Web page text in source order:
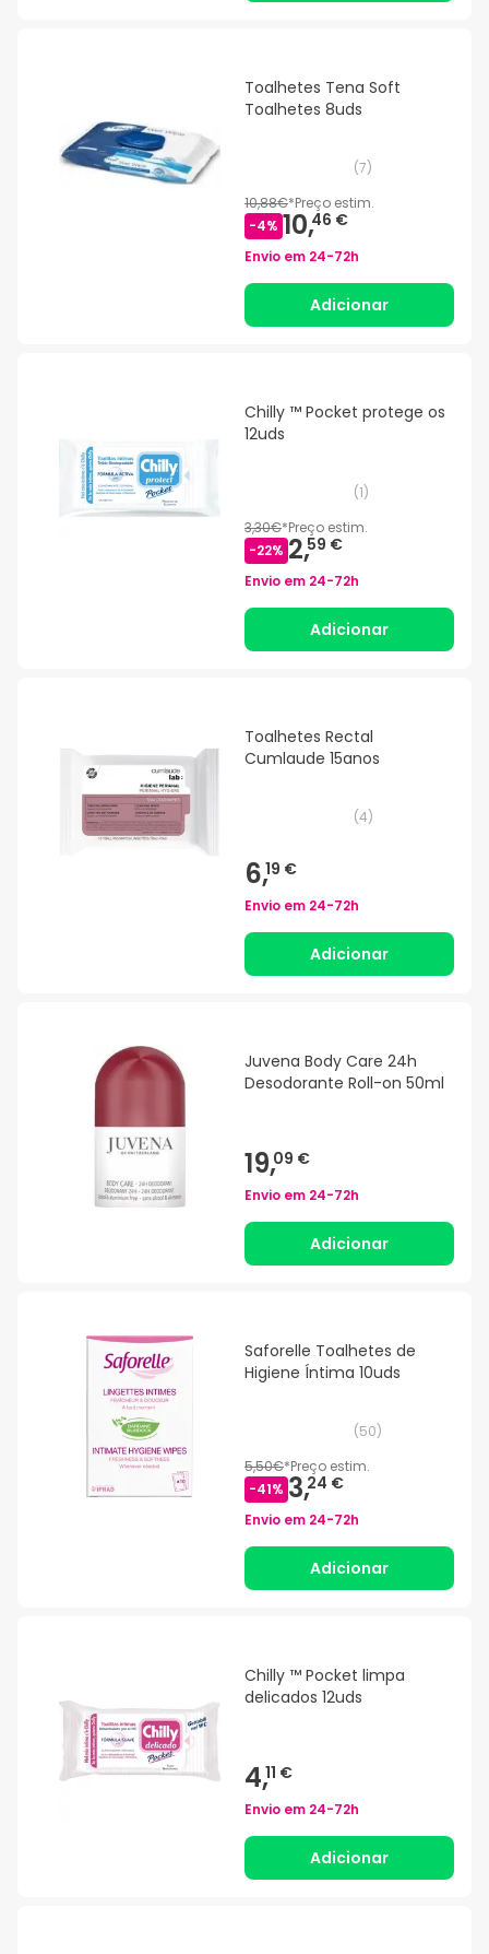
Toalhetes Tena Soft
Toalhetes 8uds
(7)
10,88€*Preço estim.
-4% 10,46 €
Envio em 24-72h
Adicionar
Chilly ™ Pocket protege os
12uds
(1)
3,30€*Preço estim.
-22% 2,59 €
Envio em 24-72h
Adicionar
Toalhetes Rectal
Cumlaude 15anos
(4)
6,19 €
Envio em 24-72h
Adicionar
Juvena Body Care 24h
Desodorante Roll-on 50ml
19,09 €
Envio em 24-72h
Adicionar
Saforelle Toalhetes de
Higiene Íntima 10uds
(50)
5,50€*Preço estim.
-41% 3,24 €
Envio em 24-72h
Adicionar
Chilly ™ Pocket limpa
delicados 12uds
4,11 €
Envio em 24-72h
Adicionar